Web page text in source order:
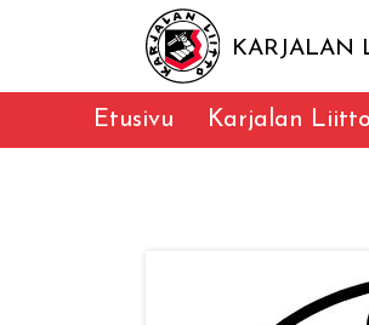
KARJALAN
Etusivu Karjalan Liitto